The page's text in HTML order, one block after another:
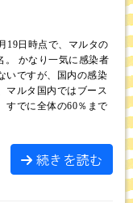
19日時点で、マルタの
。 かなり一気に感染者
いですが、国内の感染
マルタ国内ではブース
すでに全体の60％まで
続きを読む